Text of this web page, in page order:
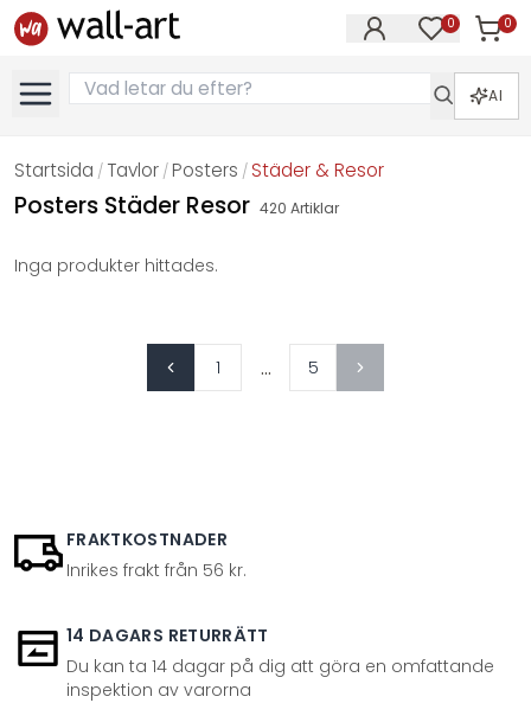
0 0
AI
Startsida / Tavlor / Posters / Städer & Resor
Posters Städer Resor 420 Artiklar
Inga produkter hittades.
1 ... 5
FRAKTKOSTNADER
Inrikes frakt från 56 kr.
14 DAGARS RETURRÄTT
Du kan ta 14 dagar på dig att göra en omfattande
inspektion av varorna